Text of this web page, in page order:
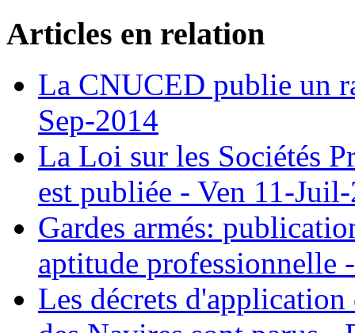
Articles en relation
La CNUCED publie un
Sep-2014
La Loi sur les Sociétés
est publiée - Ven 11-
Gardes armés:
aptitude professionnelle
Les décrets